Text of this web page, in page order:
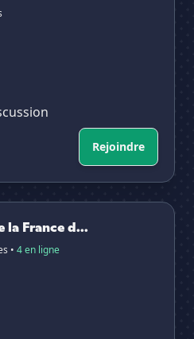
Rejoindre
la France d...
• 4 en ligne